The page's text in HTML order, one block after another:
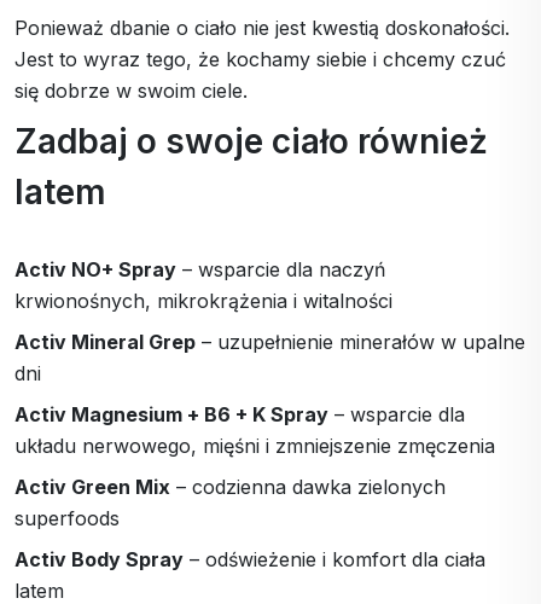
Ponieważ dbanie o ciało nie jest kwestią doskonałości.
Jest to wyraz tego, że kochamy siebie i chcemy czuć
się dobrze w swoim ciele.
Zadbaj o swoje ciało również
latem
Activ NO+ Spray – wsparcie dla naczyń
krwionośnych, mikrokrążenia i witalności
Activ Mineral Grep – uzupełnienie minerałów w upalne
dni
Activ Magnesium + B6 + K Spray – wsparcie dla
układu nerwowego, mięśni i zmniejszenie zmęczenia
Activ Green Mix – codzienna dawka zielonych
superfoods
Activ Body Spray – odświeżenie i komfort dla ciała
latem